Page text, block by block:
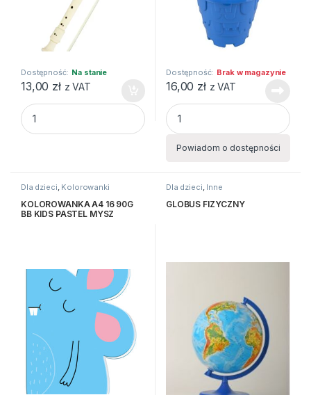
Dostępność: Na stanie
13,00 zł z VAT
FLET PROSTY GRAND WYKONANY Z ABS quantity
Dostępność: Brak w magazynie
16,00 zł z VAT
KOMPLET DO PIASKU 6
Powiadom o dostępności
Dla dzieci Kolorowanki
KOLOROWANKA A4 16 90G
BB KIDS PASTEL MYSZ
Dla dzieci Inne
GLOBUS FIZYCZNY